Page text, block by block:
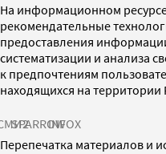
На информационном
рекомендательные
предоставления
систематизации и анализа
к предпочтениям
находящихся на
SPARROWINFOX
Перепечатка материалов и